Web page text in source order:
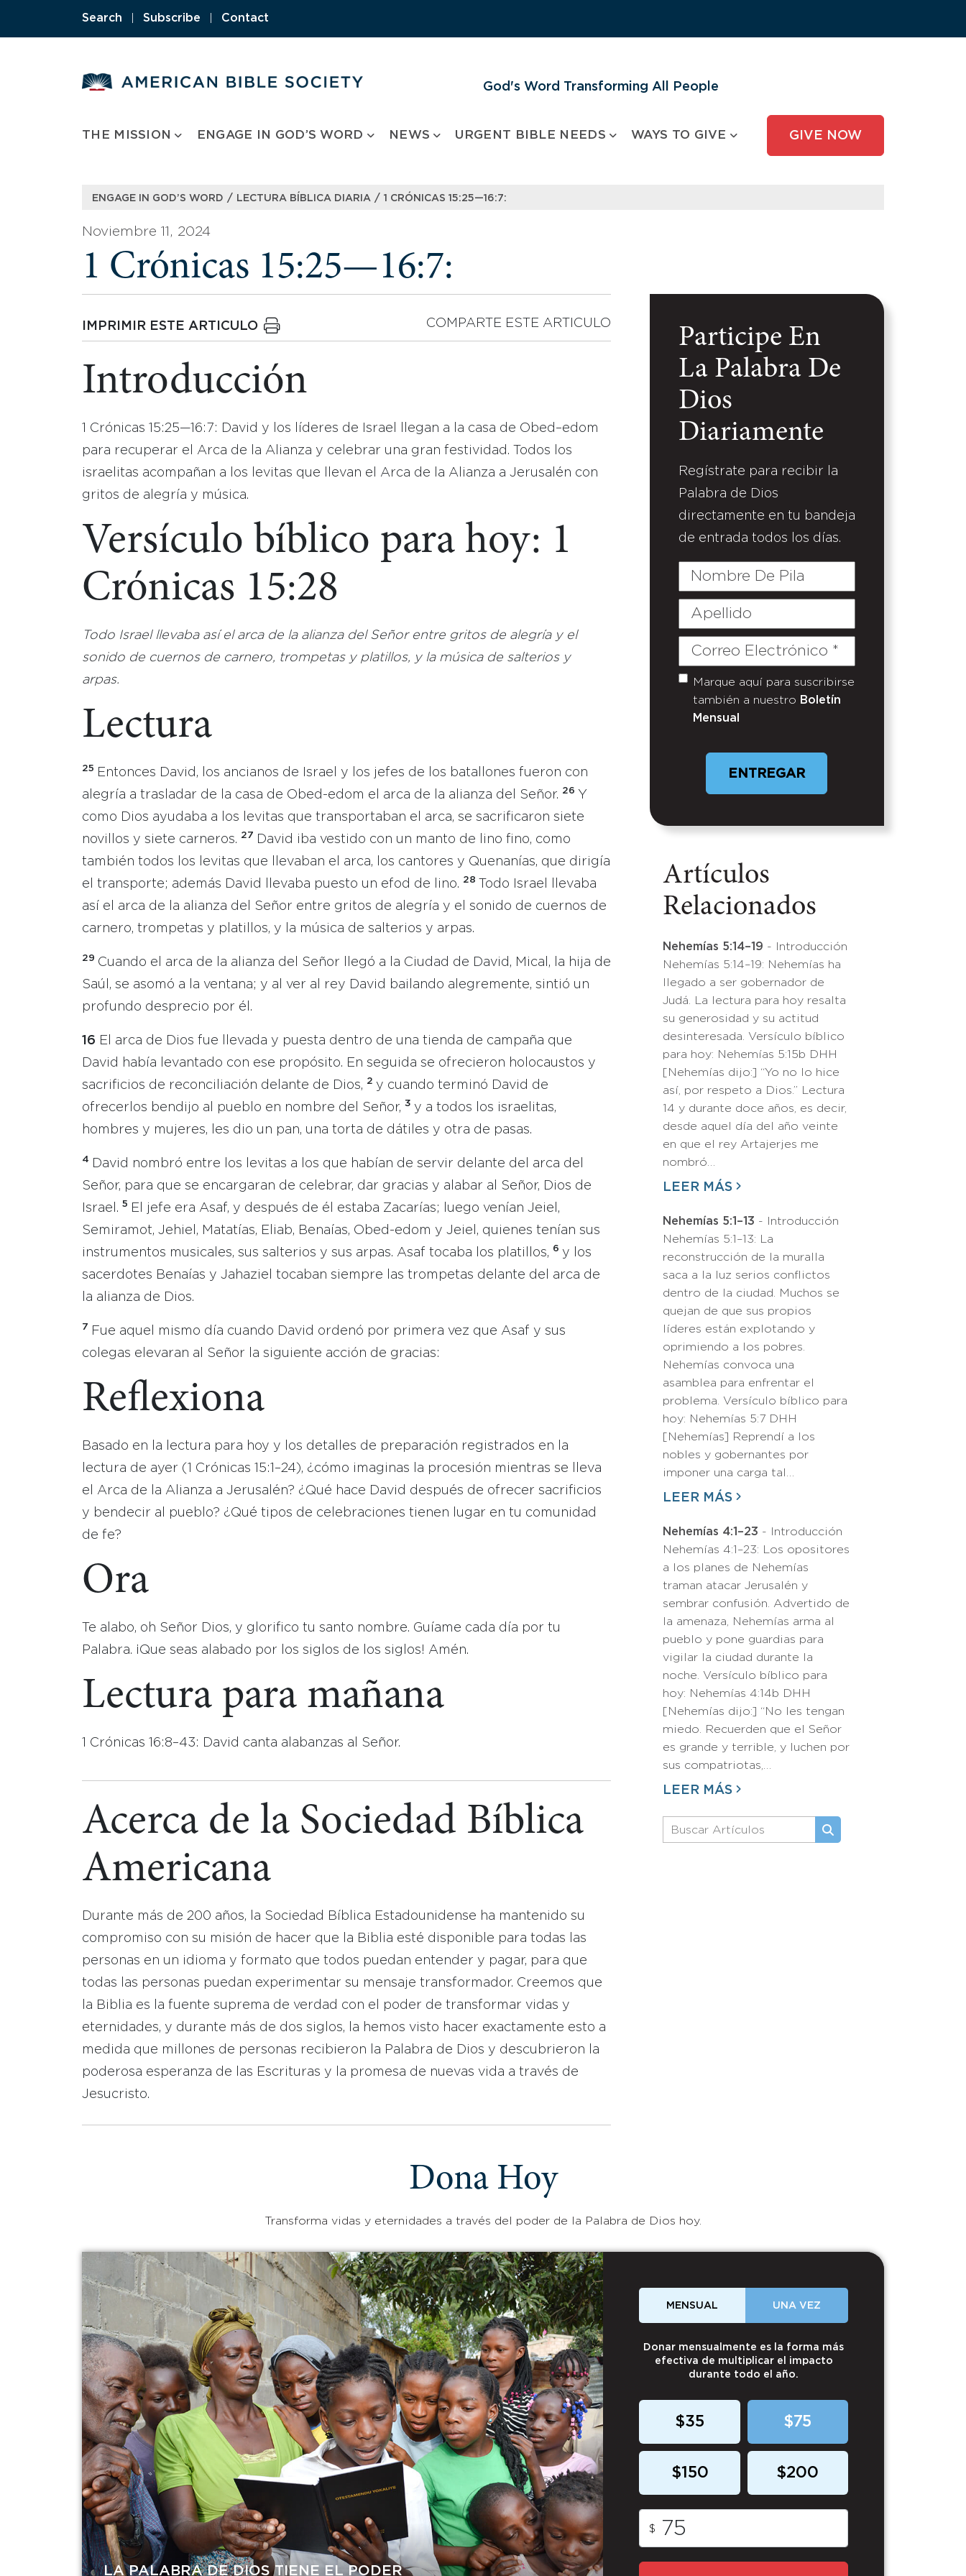
Search Subscribe Contact
God's Word Transforming All People
THE MISSION ENGAGE IN GOD’S WORD NEWS URGENT BIBLE NEEDS WAYS TO GIVE GIVE NOW
ENGAGE IN GOD’S WORD / LECTURA BÍBLICA DIARIA / 1 CRÓNICAS 15:25—16:7:
Noviembre 11, 2024
1 Crónicas 15:25—16:7:
IMPRIMIR ESTE ARTICULO COMPARTE ESTE ARTICULO
Introducción
1 Crónicas 15:25—16:7: David y los líderes de Israel llegan a la casa de Obed–edom
para recuperar el Arca de la Alianza y celebrar una gran festividad. Todos los
israelitas acompañan a los levitas que llevan el Arca de la Alianza a Jerusalén con
gritos de alegría y música.
Versículo bíblico para hoy: 1
Crónicas 15:28
Todo Israel llevaba así el arca de la alianza del Señor entre gritos de alegría y el
sonido de cuernos de carnero, trompetas y platillos, y la música de salterios y
arpas.
Lectura
25
Entonces David, los ancianos de Israel y los jefes de los batallones fueron con
alegría a trasladar de la casa de Obed-edom el arca de la alianza del Señor. 26 Y
como Dios ayudaba a los levitas que transportaban el arca, se sacrificaron siete
novillos y siete carneros. 27
David iba vestido con un manto de lino fino, como
también todos los levitas que llevaban el arca, los cantores y Quenanías, que dirigía
el transporte; además David llevaba puesto un efod de lino. 28
Todo Israel llevaba
así el arca de la alianza del Señor entre gritos de alegría y el sonido de cuernos de
carnero, trompetas y platillos, y la música de salterios y arpas.
29 Cuando el arca de la alianza del Señor llegó a la Ciudad de David, Mical, la hija de
Saúl, se asomó a la ventana; y al ver al rey David bailando alegremente, sintió un
profundo desprecio por él.
16 El arca de Dios fue llevada y puesta dentro de una tienda de campaña que
David había levantado con ese propósito. En seguida se ofrecieron holocaustos y
sacrificios de reconciliación delante de Dios, 2 y cuando terminó David de
ofrecerlos bendijo al pueblo en nombre del Señor, 3 y a todos los israelitas,
hombres y mujeres, les dio un pan, una torta de dátiles y otra de pasas.
4
David nombró entre los levitas a los que habían de servir delante del arca del
Señor, para que se encargaran de celebrar, dar gracias y alabar al Señor, Dios de
Israel. 5
El jefe era Asaf, y después de él estaba Zacarías; luego venían Jeiel,
Semiramot, Jehiel, Matatías, Eliab, Benaías, Obed-edom y Jeiel, quienes tenían sus
instrumentos musicales, sus salterios y sus arpas. Asaf tocaba los platillos, 6 y los
sacerdotes Benaías y Jahaziel tocaban siempre las trompetas delante del arca de
la alianza de Dios.
7
Fue aquel mismo día cuando David ordenó por primera vez que Asaf y sus
colegas elevaran al Señor la siguiente acción de gracias:
Reflexiona
Basado en la lectura para hoy y los detalles de preparación registrados en la
lectura de ayer (1 Crónicas 15:1–24), ¿cómo imaginas la procesión mientras se lleva
el Arca de la Alianza a Jerusalén? ¿Qué hace David después de ofrecer sacrificios
y bendecir al pueblo? ¿Qué tipos de celebraciones tienen lugar en tu comunidad
de fe?
Ora
Te alabo, oh Señor Dios, y glorifico tu santo nombre. Guíame cada día por tu
Palabra. ¡Que seas alabado por los siglos de los siglos! Amén.
Lectura para mañana
1 Crónicas 16:8–43: David canta alabanzas al Señor.
Acerca de la Sociedad Bíblica
Americana
Durante más de 200 años, la Sociedad Bíblica Estadounidense ha mantenido su
compromiso con su misión de hacer que la Biblia esté disponible para todas las
personas en un idioma y formato que todos puedan entender y pagar, para que
todas las personas puedan experimentar su mensaje transformador. Creemos que
la Biblia es la fuente suprema de verdad con el poder de transformar vidas y
eternidades, y durante más de dos siglos, la hemos visto hacer exactamente esto a
medida que millones de personas recibieron la Palabra de Dios y descubrieron la
poderosa esperanza de las Escrituras y la promesa de nuevas vida a través de
Jesucristo.
Participe En
La Palabra De
Dios
Diariamente
Regístrate para recibir la
Palabra de Dios
directamente en tu bandeja
de entrada todos los días.
Nombre
Pila
Apellido
Correo
Untitled
Marque aquí para suscribirse
también a nuestro Boletín
Mensual
Artículos
Relacionados
Nehemías 5:14–19 - Introducción
Nehemías 5:14–19: Nehemías ha
llegado a ser gobernador de
Judá. La lectura para hoy resalta
su generosidad y su actitud
desinteresada. Versículo bíblico
para hoy: Nehemías 5:15b DHH
[Nehemías dijo:] “Yo no lo hice
así, por respeto a Dios.” Lectura
14 y durante doce años, es decir,
desde aquel día del año veinte
en que el rey Artajerjes me
nombró…
LEER MÁS
Nehemías 5:1–13 - Introducción
Nehemías 5:1–13: La
reconstrucción de la muralla
saca a la luz serios conflictos
dentro de la ciudad. Muchos se
quejan de que sus propios
líderes están explotando y
oprimiendo a los pobres.
Nehemías convoca una
asamblea para enfrentar el
problema. Versículo bíblico para
hoy: Nehemías 5:7 DHH
[Nehemías] Reprendí a los
nobles y gobernantes por
imponer una carga tal…
LEER MÁS
Nehemías 4:1–23 - Introducción
Nehemías 4:1–23: Los opositores
a los planes de Nehemías
traman atacar Jerusalén y
sembrar confusión. Advertido de
la amenaza, Nehemías arma al
pueblo y pone guardias para
vigilar la ciudad durante la
noche. Versículo bíblico para
hoy: Nehemías 4:14b DHH
[Nehemías dijo:] “No les tengan
miedo. Recuerden que el Señor
es grande y terrible, y luchen por
sus compatriotas,…
LEER MÁS
Dona Hoy
Transforma vidas y eternidades a través del poder de la Palabra de Dios hoy.
LA PALABRA DE DIOS TIENE EL PODER
MENSUAL UNA VEZ
Donar mensualmente es la forma más
efectiva de multiplicar el impacto
durante todo el año.
$35 $75
$150 $200
$